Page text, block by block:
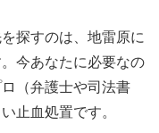
探すのは、地雷原に
今あなたに必要なの
（弁護士や司法書
止血処置です。